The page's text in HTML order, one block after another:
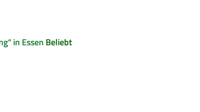
in Essen Beliebt